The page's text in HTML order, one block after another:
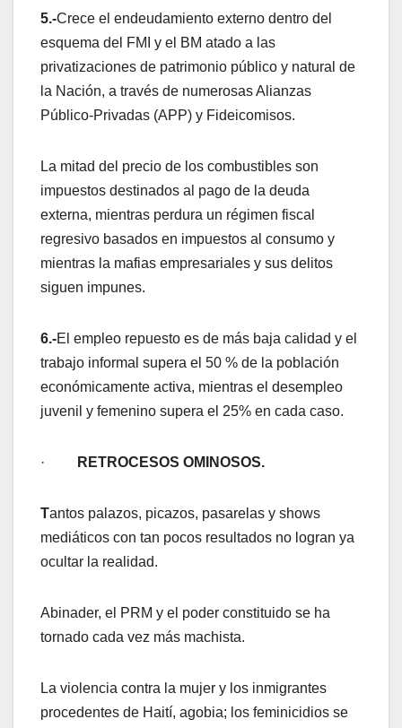
5.-Crece el endeudamiento externo dentro del
esquema del FMI y el BM atado a las
privatizaciones de patrimonio público y natural de
la Nación, a través de numerosas Alianzas
Público-Privadas (APP) y Fideicomisos.
La mitad del precio de los combustibles son
impuestos destinados al pago de la deuda
externa, mientras perdura un régimen fiscal
regresivo basados en impuestos al consumo y
mientras la mafias empresariales y sus delitos
siguen impunes.
6.-El empleo repuesto es de más baja calidad y el
trabajo informal supera el 50 % de la población
económicamente activa, mientras el desempleo
juvenil y femenino supera el 25% en cada caso.
· RETROCESOS OMINOSOS.
Tantos palazos, picazos, pasarelas y shows
mediáticos con tan pocos resultados no logran ya
ocultar la realidad.
Abinader, el PRM y el poder constituido se ha
tornado cada vez más machista.
La violencia contra la mujer y los inmigrantes
procedentes de Haití, agobia; los feminicidios se